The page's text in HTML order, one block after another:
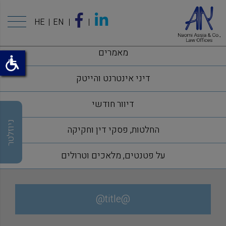
HE EN
מאמרים
דיני אינטרנט והייטק
דיוור חודשי
החלטות, פסקי דין וחקיקה
על פטנטים, מלאכים וטרולים
@title@
ניוזלטר